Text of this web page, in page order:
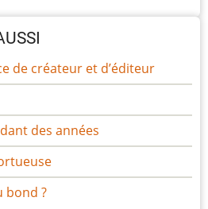
de créateur et d’éditeur
des années
bond ?